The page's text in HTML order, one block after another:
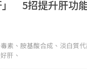
」 5招提升肝功
素、胺基酸合成、淡白質
肝、